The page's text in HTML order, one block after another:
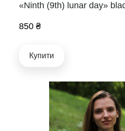
«Ninth (9th) lunar day»
850 ₴
Купити